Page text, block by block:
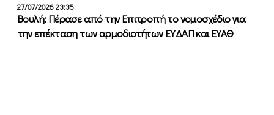
27/07/2026 23:35
Βουλή: Πέρασε από την Επιτροπή το νομοσχέδιο για
την επέκταση των αρμοδιοτήτων ΕΥΔΑΠ και ΕΥΑΘ